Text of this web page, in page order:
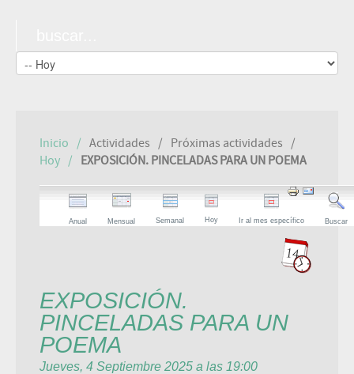
Inicio Actividades
Próximas actividades
Hoy
EXPOSICIÓN. PINCELADAS PARA UN POEMA
Anual Mensual Semanal Hoy Ir al mes específico Buscar
EXPOSICIÓN.
PINCELADAS PARA UN
POEMA
Jueves, 4 Septiembre 2025 a las 19:00